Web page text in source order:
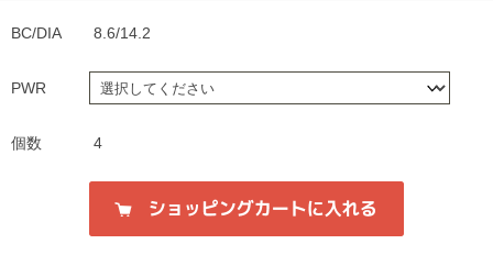
BC/DIA 8.6/14.2
PWR
個数 4